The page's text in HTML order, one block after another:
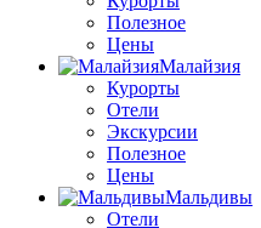
Полезное
Цены
Малайзия
Курорты
Отели
Экскурсии
Полезное
Цены
Мальдивы
Отели